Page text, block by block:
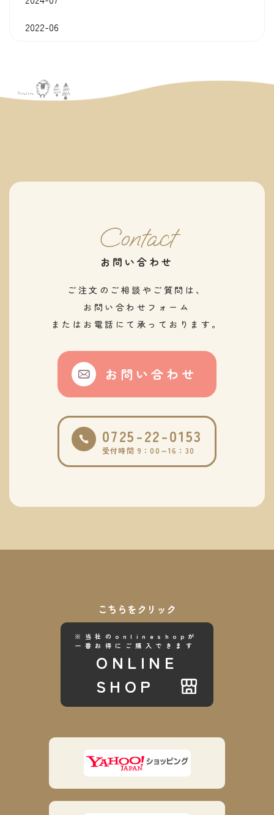
2022-06
Contact
お問い合わせ
ご注文のご相談やご質問は、
​​​​​​​お問い合わせフォーム
またはお電話にて承っております。
お問い合わせ
0725-22-0153
受付時間 9：00～16：30
こちらをクリック
※当社のonlineshopが
一番お得にご購入できます
ONLINE
SHOP